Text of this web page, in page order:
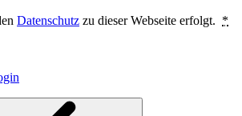
Datenschutz zu dieser Webseite erfolgt. *